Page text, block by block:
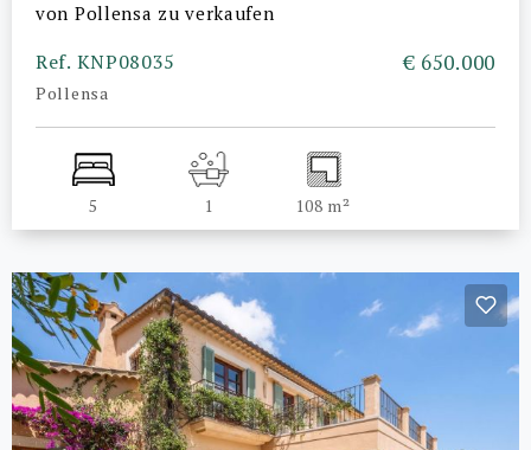
von Pollensa zu verkaufen
Ref. KNP08035
Pollensa
€ 650.000
5 1 108 m²